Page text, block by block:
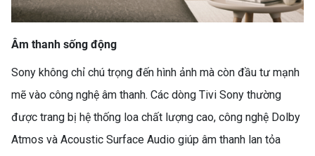
Âm thanh sống động
Sony không chỉ chú trọng đến hình ảnh mà còn đầu tư mạnh
mẽ vào công nghệ âm thanh. Các dòng Tivi Sony thường
được trang bị hệ thống loa chất lượng cao, công nghệ Dolby
Atmos và Acoustic Surface Audio giúp âm thanh lan tỏa